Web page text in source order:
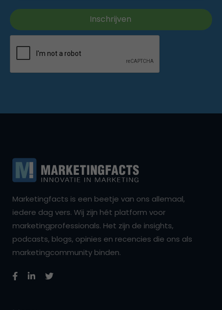
Marketingfacts is een beetje van ons allemaal,
iedere dag vers. Wij zijn hét platform voor
marketingprofessionals. Het zijn de insights,
podcasts, blogs, opinies en recencies die ons als
marketingcommunity binden.